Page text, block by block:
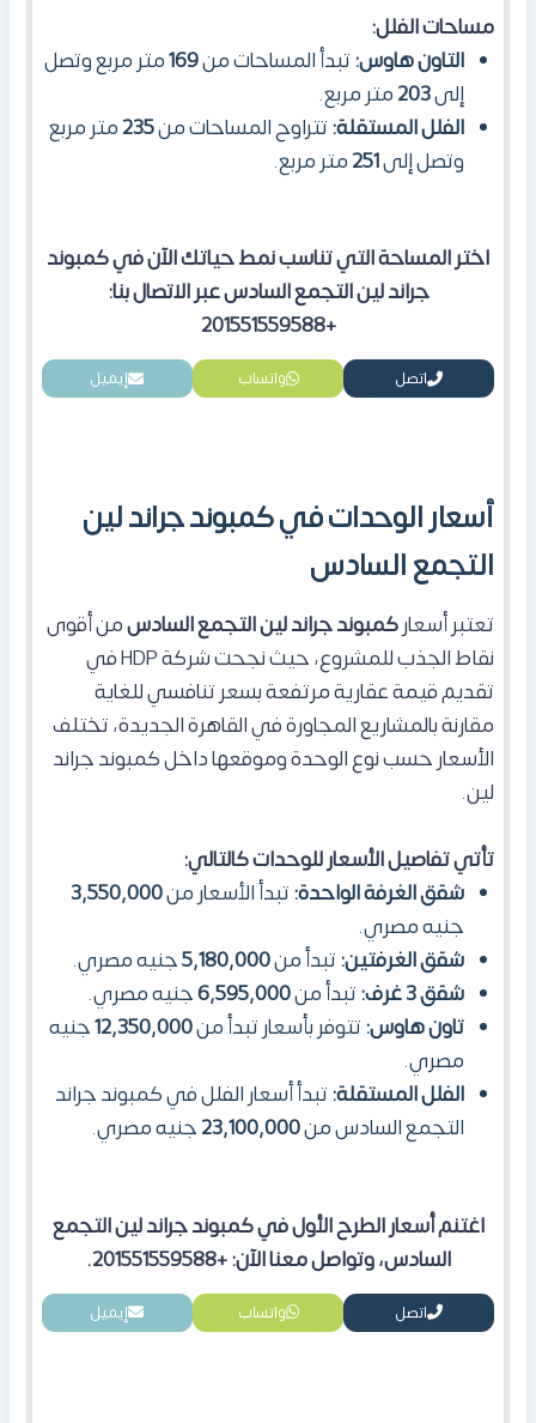
مساحات الفلل:
التاون هاوس:تبدأ المساحات من169متر مربعوتصل
إلى203متر مربع.
الفلل المستقلة:تتراوح المساحات من235متر مربع
وتصل إلى251متر مربع.
اختر المساحة التي تناسب نمط حياتك الآن في كمبوند
جراند لين التجمع السادس عبر الاتصال بنا:
+201551559588
اتصل واتساب إيميل
أسعار الوحدات في كمبوند جراند لين
التجمع السادس
تعتبر أسعاركمبوند جراند لين التجمع السادسمن أقوى
نقاط الجذب للمشروع، حيث نجحت شركة HDP في
تقديم قيمة عقارية مرتفعة بسعر تنافسي للغاية
مقارنة بالمشاريع المجاورة في القاهرة الجديدة، تختلف
الأسعار حسب نوع الوحدة وموقعها داخل كمبوند جراند
لين.
تأتي تفاصيل الأسعار للوحدات كالتالي:
شقق الغرفة الواحدة:تبدأ الأسعار من3,550,000
جنيه مصري.
شقق الغرفتين:تبدأ من5,180,000جنيه مصري.
شقق 3 غرف:
تبدأ من6,595,000جنيه مصري.
تاون هاوس:تتوفر بأسعار تبدأ من12,350,000جنيه
مصري.
الفلل المستقلة:تبدأ أسعار الفلل في كمبوند جراند
التجمع السادس من23,100,000جنيه مصري.
اغتنم أسعار الطرح الأول في كمبوند جراند لين التجمع
السادس، وتواصل معنا الآن: +201551559588.
اتصل واتساب إيميل